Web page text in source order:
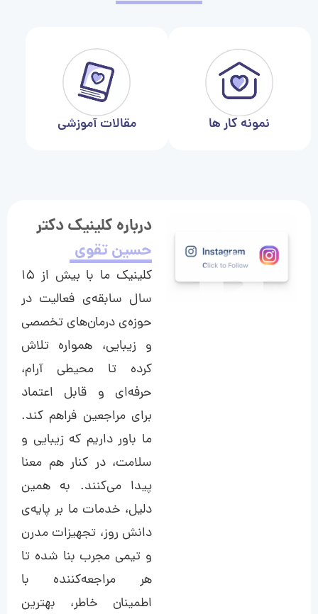
نمونه کار ها مقالات آموزشی
درباره کلینیک دکتر
حسین تقوی
کلینیک ما با بیش از ۱۵
سال سابقه‌ی فعالیت در
حوزه‌ی درمان‌های تخصصی
و زیبایی، همواره تلاش
کرده تا محیطی آرام،
حرفه‌ای و قابل اعتماد
برای مراجعین فراهم کند.
ما باور داریم که زیبایی و
سلامت، در کنار هم معنا
پیدا می‌کنند. به همین
دلیل، خدمات ما بر پایه‌ی
دانش روز، تجهیزات مدرن
و تیمی مجرب بنا شده تا
هر مراجعه‌کننده با
اطمینان خاطر، بهترین